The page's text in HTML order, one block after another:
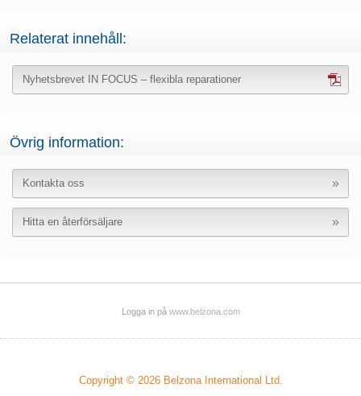
Relaterat innehåll:
Nyhetsbrevet IN FOCUS – flexibla reparationer
Övrig information:
Kontakta oss
Hitta en återförsäljare
Logga in på www.belzona.com
Copyright © 2026 Belzona International Ltd.